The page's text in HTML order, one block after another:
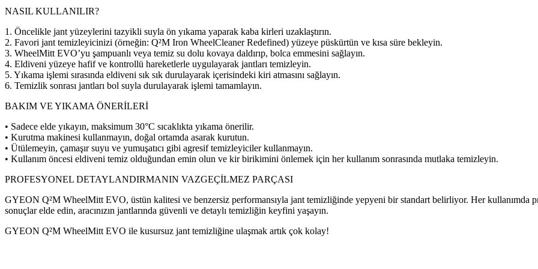
NASIL KULLANILIR?
1. Öncelikle jant yüzeylerini tazyikli suyla ön yıkama yaparak kaba kirleri uzaklaştırın.
2. Favori jant temizleyicinizi (örneğin: Q²M Iron WheelCleaner Redefined) yüzeye püskürtün ve kısa süre bekleyin.
3. WheelMitt EVO’yu şampuanlı veya temiz su dolu kovaya daldırıp, bolca emmesini sağlayın.
4. Eldiveni yüzeye hafif ve kontrollü hareketlerle uygulayarak jantları temizleyin.
5. Yıkama işlemi sırasında eldiveni sık sık durulayarak içerisindeki kiri atmasını sağlayın.
6. Temizlik sonrası jantları bol suyla durulayarak işlemi tamamlayın.
BAKIM VE YIKAMA ÖNERİLERİ
• Sadece elde yıkayın, maksimum 30°C sıcaklıkta yıkama önerilir.
• Kurutma makinesi kullanmayın, doğal ortamda asarak kurutun.
• Ütülemeyin, çamaşır suyu ve yumuşatıcı gibi agresif temizleyiciler kullanmayın.
• Kullanım öncesi eldiveni temiz olduğundan emin olun ve kir birikimini önlemek için her kullanım sonrasında mutlaka temizleyin.
PROFESYONEL DETAYLANDIRMANIN VAZGEÇİLMEZ PARÇASI
GYEON Q²M WheelMitt EVO, üstün kalitesi ve benzersiz performansıyla jant temizliğinde yepyeni bir standart belirliyor. Her kullanımda
sonuçlar elde edin, aracınızın jantlarında güvenli ve detaylı temizliğin keyfini yaşayın.
GYEON Q²M WheelMitt EVO ile kusursuz jant temizliğine ulaşmak artık çok kolay!